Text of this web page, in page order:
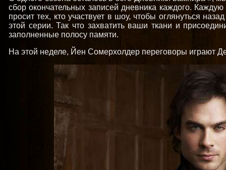
сбор окончательных записей дневника каждого.
просит тех, кто участвует в шоу, чтобы оглянуться
этой серии. Так что захватить ваши ткани и
заполненные полосу памяти.
На этой неделе, Йен Сомерхолдер переговоры играют